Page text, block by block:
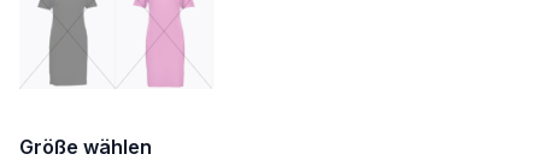
Größe wählen